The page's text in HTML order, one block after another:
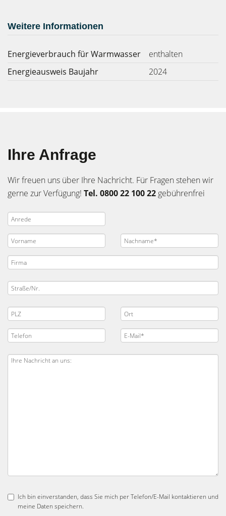
Weitere Informationen
Energieverbrauch für Warmwasser
enthalten
Energieausweis Baujahr
2024
Ihre Anfrage
Wir freuen uns über Ihre Nachricht. Für Fragen stehen wir
gerne zur Verfügung! Tel. 0800 22 100 22 gebührenfrei
Ich bin einverstanden, dass Sie mich per Telefon/E-Mail kontaktieren und
meine Daten speichern.